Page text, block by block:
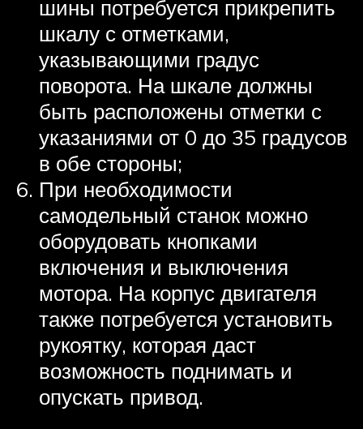
шины потребуется прикрепить
шкалу с отметками,
указывающими градус
поворота. На шкале должны
быть расположены отметки с
указаниями от 0 до 35 градусов
в обе стороны;
При необходимости
самодельный станок можно
оборудовать кнопками
включения и выключения
мотора. На корпус двигателя
также потребуется установить
рукоятку, которая даст
возможность поднимать и
опускать привод.